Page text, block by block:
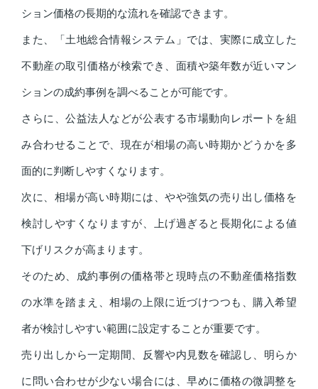
ション価格の長期的な流れを確認できます。
また、「土地総合情報システム」では、実際に成立した
不動産の取引価格が検索でき、面積や築年数が近いマン
ションの成約事例を調べることが可能です。
さらに、公益法人などが公表する市場動向レポートを組
み合わせることで、現在が相場の高い時期かどうかを多
面的に判断しやすくなります。
次に、相場が高い時期には、やや強気の売り出し価格を
検討しやすくなりますが、上げ過ぎると長期化による値
下げリスクが高まります。
そのため、成約事例の価格帯と現時点の不動産価格指数
の水準を踏まえ、相場の上限に近づけつつも、購入希望
者が検討しやすい範囲に設定することが重要です。
売り出しから一定期間、反響や内見数を確認し、明らか
に問い合わせが少ない場合には、早めに価格の微調整を